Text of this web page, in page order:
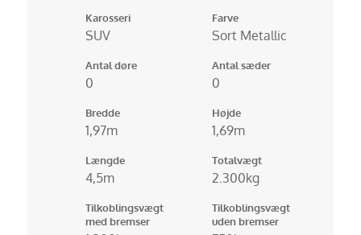
Karosseri
SUV
Farve
Sort Metallic
Antal døre
0
Antal sæder
0
Bredde
1,97m
Højde
1,69m
Længde
4,5m
Totalvægt
2.300kg
Tilkoblingsvægt
med bremser
Tilkoblingsvægt
uden bremser